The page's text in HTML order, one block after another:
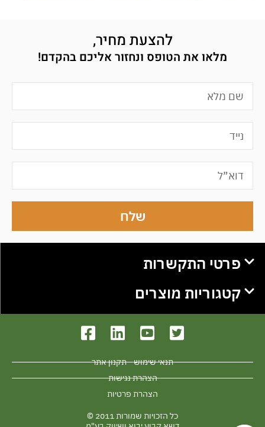
להצעת מחיר,
מלאו את הטופס ונחזור אליכם בהקדם!
שלח
פרטי התקשרות
קטגוריות מוצרים
תנאי שימוש - תקנון אתר
הצהרת נגישות
הצהרת פרטיות
כל הזכויות שמורות 2011 ©